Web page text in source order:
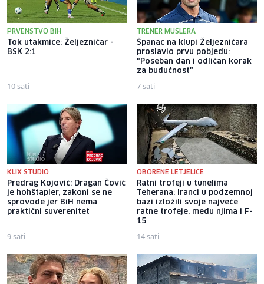
PRVENSTVO BIH
Tok utakmice: Željezničar -
BSK 2:1
10 sati
TRENER MUSLERA
Španac na klupi Željezničara
proslavio prvu pobjedu:
"Poseban dan i odličan korak
za budućnost"
7 sati
KLIX STUDIO
Predrag Kojović: Dragan Čović
je hohštapler, zakoni se ne
sprovode jer BiH nema
praktični suverenitet
9 sati
OBORENE LETJELICE
Ratni trofeji u tunelima
Teherana: Iranci u podzemnoj
bazi izložili svoje najveće
ratne trofeje, među njima i F-
15
14 sati